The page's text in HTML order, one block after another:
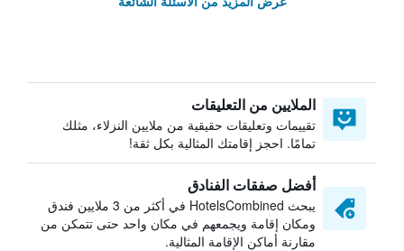
الملايين من التعليقات
تقييمات وتعليقات حقيقية من ملايين النزلاء، مثلك
تمامًا. احجز إقامتك المثالية بكل ثقة!
أفضل صفقات الفنادق
يبحث HotelsCombined في أكثر من 3 ملايين فندق
ومكان إقامة ويجمعهم في مكان واحد حتى تتمكن من
مقارنة أماكن الإقامة المثالية.